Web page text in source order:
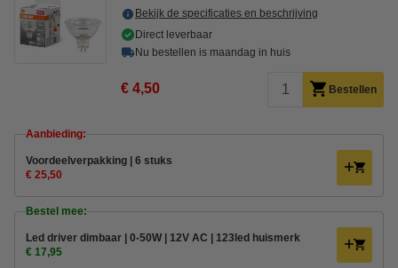
Bekijk de specificaties en beschrijving
Direct leverbaar
Nu bestellen is maandag in huis
€ 4,50 Bestellen
Aanbieding:
Voordeelverpakking | 6 stuks
€ 25,50
Bestel mee:
Led driver dimbaar | 0-50W | 12V AC | 123led huismerk
€ 17,95